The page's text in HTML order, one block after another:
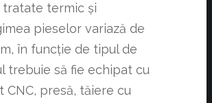
termic și
pieselor variază de
în funcție de tipul de
trebuie să fie echipat cu
CNC, presă, tăiere cu